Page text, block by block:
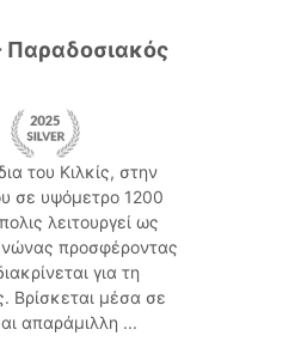
Παραδοσιακός
του Κιλκίς, στην
σε υψόμετρο 1200
λειτουργεί ως
προσφέροντας
για τη
Βρίσκεται μέσα σε
απαράμιλλη ...